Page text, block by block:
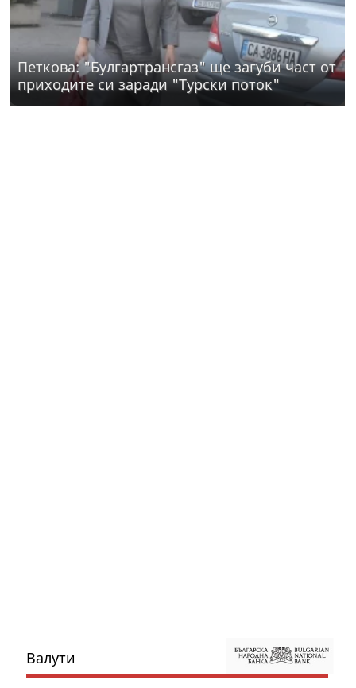
Петкова: "Булгартрансгаз" ще загуби част от
приходите си заради "Турски поток"
Валути